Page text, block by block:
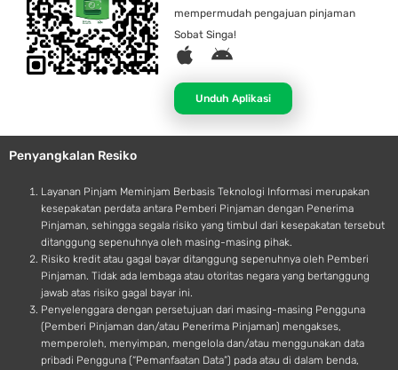
mempermudah pengajuan pinjaman
Sobat Singa!
A
p
l
e
A
d
r
o
d
Unduh Aplikasi
Penyangkalan Resiko
Layanan Pinjam Meminjam Berbasis Teknologi Informasi merupakan
kesepakatan perdata antara Pemberi Pinjaman dengan Penerima
Pinjaman, sehingga segala risiko yang timbul dari kesepakatan tersebut
ditanggung sepenuhnya oleh masing-masing pihak.
Risiko kredit atau gagal bayar ditanggung sepenuhnya oleh Pemberi
Pinjaman. Tidak ada lembaga atau otoritas negara yang bertanggung
jawab atas risiko gagal bayar ini.
Penyelenggara dengan persetujuan dari masing-masing Pengguna
(Pemberi Pinjaman dan/atau Penerima Pinjaman) mengakses,
memperoleh, menyimpan, mengelola dan/atau menggunakan data
pribadi Pengguna (“Pemanfaatan Data”) pada atau di dalam benda,